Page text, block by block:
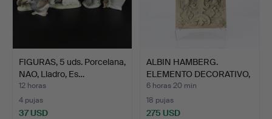
FIGURAS, 5 uds. Porcelana,
NAO, Lladro, Es…
12 horas
4 pujas
37 USD
ALBIN HAMBERG.
ELEMENTO DECORATIVO,
HÖGANÄ…
6 horas 20 min
18 pujas
275 USD